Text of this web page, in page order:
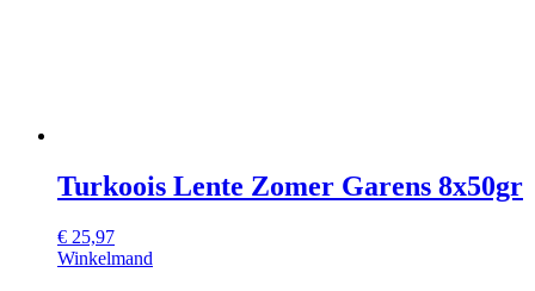
Turkoois Lente Zomer Garens 8x50gr
€ 25,97
Winkelmand